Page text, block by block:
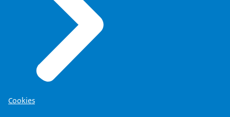
Cookies